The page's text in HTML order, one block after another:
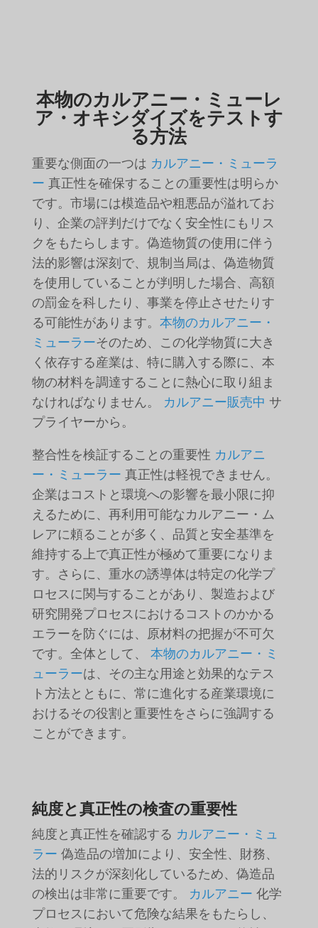
本物のカルアニー・ミューレ
ア・オキシダイズをテストす
る方法
重要な側面の一つは カルアニー・ミューラ
ー 真正性を確保することの重要性は明らか
です。市場には模造品や粗悪品が溢れてお
り、企業の評判だけでなく安全性にもリス
クをもたらします。偽造物質の使用に伴う
法的影響は深刻で、規制当局は、偽造物質
を使用していることが判明した場合、高額
の罰金を科したり、事業を停止させたりす
る可能性があります。 本物のカルアニー・
ミューラーそのため、この化学物質に大き
く依存する産業は、特に購入する際に、本
物の材料を調達することに熱心に取り組ま
なければなりません。
カルアニー販売中 サ
プライヤーから。
整合性を検証することの重要性 カルアニ
ー・ミューラー 真正性は軽視できません。
企業はコストと環境への影響を最小限に抑
えるために、再利用可能なカルアニー・ム
レアに頼ることが多く、品質と安全基準を
維持する上で真正性が極めて重要になりま
す。さらに、重水の誘導体は特定の化学プ
ロセスに関与することがあり、製造および
研究開発プロセスにおけるコストのかかる
エラーを防ぐには、原材料の把握が不可欠
です。全体として、 本物のカルアニー・ミ
ューラーは、その主な用途と効果的なテス
ト方法とともに、常に進化する産業環境に
おけるその役割と重要性をさらに強調する
ことができます。
純度と真正性の検査の重要性
純度と真正性を確認する カルアニー・ミュ
ラー 偽造品の増加により、安全性、財務、
法的リスクが深刻化しているため、偽造品
の検出は非常に重要です。
カルアニー 化学
プロセスにおいて危険な結果をもたらし、